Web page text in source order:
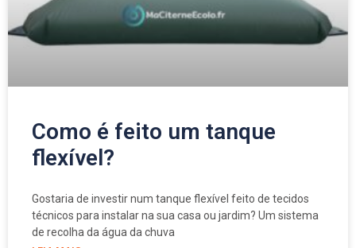
Como é feito um tanque
flexível?
Gostaria de investir num tanque flexível feito de tecidos
técnicos para instalar na sua casa ou jardim? Um sistema
de recolha da água da chuva